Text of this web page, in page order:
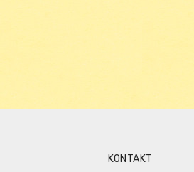
KONTAKT